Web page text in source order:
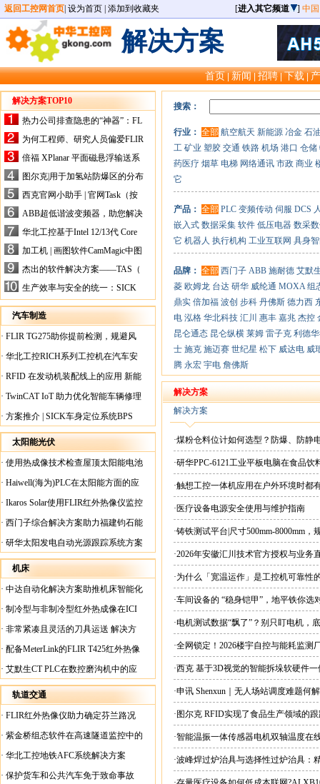
返回工控网首页 设为首页 添加到收藏夹 [进入其它频道 ] 中
解决方案
首页|新闻|招聘|下载|
解决方案TOP10
热力公司排查隐患的“神器”：FL
IR手持式热像仪，高效精准！
为何工程师、研究人员偏爱FLIR
X-HS系列热像仪？精准高效是
关键
倍福 XPlanar 平面磁悬浮输送系
统的创新应用
图尔克|用于加氢站防爆区的分布
式I/O解决方案
西克官网小助手 | 官网Task（按
任务选型）更新预告
ABB超低谐波变频器，助您解决
电气设备运行难题！
华北工控基于Intel 12/13代 Core
的ATX-6159嵌入式主板，推进
机器人市场
加工机 | 画图软件CamMagic中图
层整合的问题
杰出的软件解决方案——TAS（
Turck Automation Suite）
生产效率与安全的统一：SICK
关于机器人技术传感器解决方案
的采访
汽车制造
· FLIR TG275助你提前检测，规避风
险！
· 华北工控RICH系列工控机在汽车安
全检测行业中的应用
· RFID 在发动机装配线上的应用 新能
源汽车爆炸频发？
· TwinCAT IoT 助力优化智能车辆修理
· 方案推介 | SICK车身定位系统BPS
太阳能光伏
· 使用热成像技术检查屋顶太阳能电池
板
· Haiwell(海为)PLC在太阳能方面的应
用
· Ikaros Solar使用FLIR红外热像仪监控
已装太阳能电池板
· 西门子综合解决方案助力福建钧石能
源飞速发展
· 研华太阳发电自动光源跟踪系统方案
机床
· 中达自动化解决方案助推机床智能化
升级
· 制冷型与非制冷型红外热成像在ICI
工厂内完美配合
· 非常紧凑且灵活的刀具运送 解决方
案
· 配备MeterLink的FLIR T425红外热像
仪帮助Medite Europe Ltd加快红外检测
工作速度
· 艾默生CT PLC在数控磨沟机中的应
用
轨道交通
· FLIR红外热像仪助力确定芬兰路况
· 紫金桥组态软件在高速隧道监控中的
应用
· 华北工控地铁AFC系统解决方案
· 保护货车和公共汽车免于致命事故
搜索：
行业： 全部 航空航天 新能源 冶金 石
工 矿业 塑胶 交通 铁路 机场 港口 仓储
药医疗 烟草 电梯 网络通讯 市政 商业
它
产品： 全部 PLC 变频传动 伺服 DCS
嵌入式 数据采集 软件 低压电器 数采
它 机器人 执行机构 工业互联网 具身
品牌： 全部 西门子 ABB 施耐德 艾默
菱 欧姆龙 台达 研华 威纶通 MOXA 组
鼎实 倍加福 波创 步科 丹佛斯 德力西
电 泓格 华北科技 汇川 惠丰 嘉兆 杰控
昆仑通态 昆仑纵横 莱姆 雷子克 利德
士 施克 施迈赛 世纪星 松下 威达电 威
腾 永宏 宇电 詹佛斯
解决方案
解决方案
·煤粉仓料位计如何选型？防爆、防静
·研华PPC-6121工业平板电脑在食品
·触想工控一体机应用在户外环境时都
·医疗设备电源安全使用与维护指南
·铸铁测试平台|尺寸500mm-8000mm，
·2026年安徽汇川技术官方授权与业务
现货直供平台
·为什么「宽温运作」是工控机可靠性
·车间设备的 “稳身铠甲”，地平铁你选
·电机测试数据“飘了”？别只盯电机，
·全网锁定！2026楼宇自控与能耗监
·西克 基于3D视觉的智能拆垛软硬件
·申讯 Shenxun｜无人场站调度难题何
·图尔克 RFID实现了食品生产领域的
·智能温振一体传感器电机双轴温度在
·波峰焊过炉治具与选择性过炉治具：